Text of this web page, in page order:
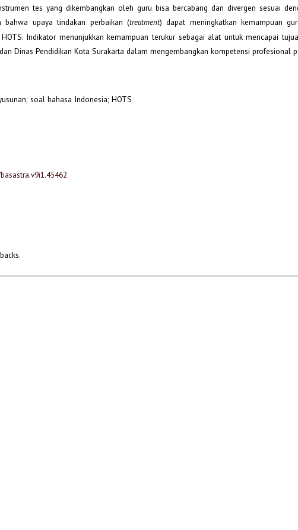
tes yang dikembangkan oleh guru bisa bercabang dan divergen sesuai
bahwa upaya tindakan perbaikan (treatment) dapat meningkatkan kemampuan
Indikator menunjukkan kemampuan terukur sebagai alat untuk mencapai
Dinas Pendidikan Kota Surakarta dalam mengembangkan kompetensi profesional
soal bahasa Indonesia; HOTS